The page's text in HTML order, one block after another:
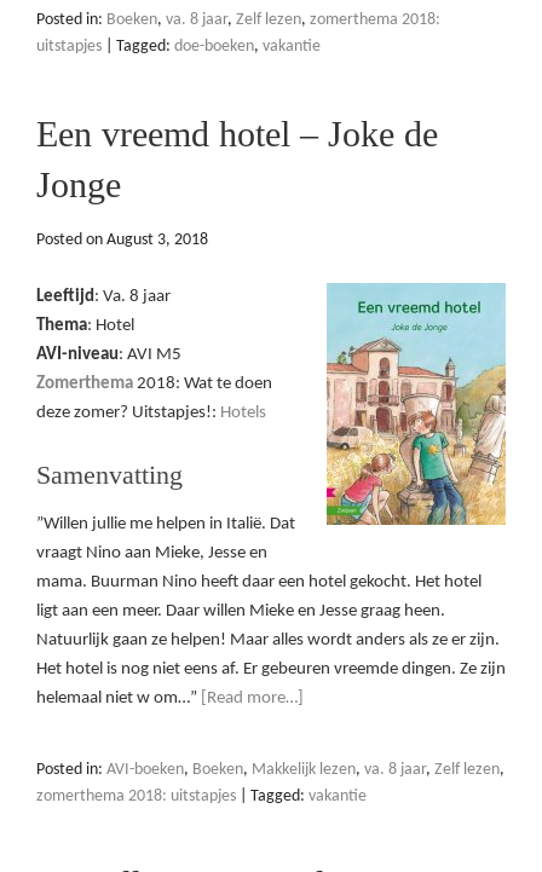
Posted in: Boeken, va. 8 jaar, Zelf lezen, zomerthema 2018:
uitstapjes
Tagged: doe-boeken, vakantie
Een vreemd hotel – Joke de
Jonge
Posted on August 3, 2018
Leeftijd: Va. 8 jaar
Thema: Hotel
AVI-niveau: AVI M5
Zomerthema 2018: Wat te doen
deze zomer? Uitstapjes!: Hotels
Samenvatting
”Willen jullie me helpen in Italië. Dat
vraagt Nino aan Mieke, Jesse en
mama. Buurman Nino heeft daar een hotel gekocht. Het hotel
ligt aan een meer. Daar willen Mieke en Jesse graag heen.
Natuurlijk gaan ze helpen! Maar alles wordt anders als ze er zijn.
Het hotel is nog niet eens af. Er gebeuren vreemde dingen. Ze zijn
helemaal niet w om…” [Read more…]
Posted in: AVI-boeken, Boeken, Makkelijk lezen, va. 8 jaar, Zelf lezen,
zomerthema 2018: uitstapjes
Tagged: vakantie